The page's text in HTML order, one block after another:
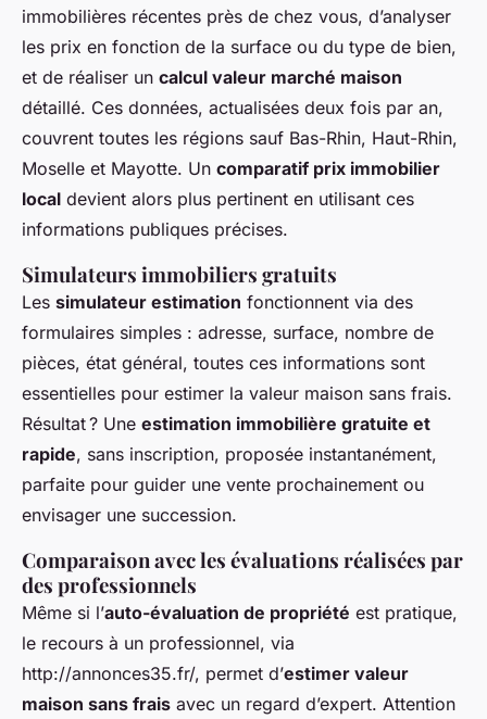
immobilières récentes près de chez vous, d’analyser
les prix en fonction de la surface ou du type de bien,
et de réaliser un calcul valeur marché maison
détaillé. Ces données, actualisées deux fois par an,
couvrent toutes les régions sauf Bas-Rhin, Haut-Rhin,
Moselle et Mayotte. Un comparatif prix immobilier
local devient alors plus pertinent en utilisant ces
informations publiques précises.
Simulateurs immobiliers gratuits
Les simulateur estimation fonctionnent via des
formulaires simples : adresse, surface, nombre de
pièces, état général, toutes ces informations sont
essentielles pour estimer la valeur maison sans frais.
Résultat ? Une estimation immobilière gratuite et
rapide, sans inscription, proposée instantanément,
parfaite pour guider une vente prochainement ou
envisager une succession.
Comparaison avec les évaluations réalisées par
des professionnels
Même si l’auto-évaluation de propriété est pratique,
le recours à un professionnel, via
http://annonces35.fr/, permet d’estimer valeur
maison sans frais avec un regard d’expert. Attention